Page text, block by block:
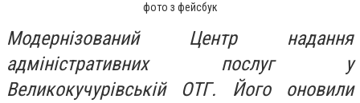
фото з фейсбук
Модернізований Центр надання
адміністративних послуг у
Великокучурівській ОТГ. Його оновили